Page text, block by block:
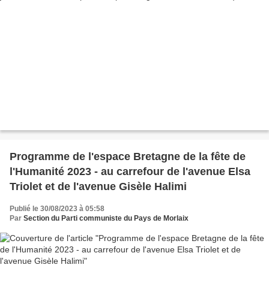
Programme de l'espace Bretagne de la fête de
l'Humanité 2023 - au carrefour de l'avenue Elsa
Triolet et de l'avenue Gisèle Halimi
Publié le 30/08/2023 à 05:58
Par Section du Parti communiste du Pays de Morlaix